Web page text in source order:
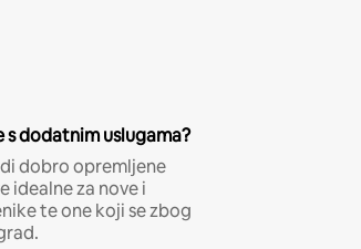
dodatnim uslugama?
dobro opremljene
idealne za nove i
te one koji se zbog